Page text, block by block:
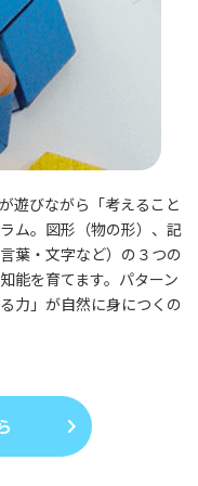
遊びながら「考えること
ム。図形（物の形）、記
葉・文字など）の３つの
能を育てます。パターン
力」が自然に身につくの